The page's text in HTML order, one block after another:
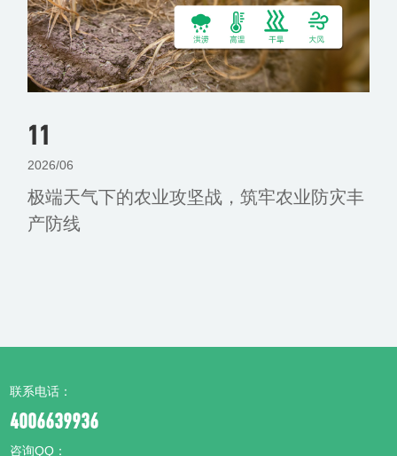
11
2026/06
极端天气下的农业攻坚战，筑牢农业防灾丰
产防线
联系电话：
4006639936
咨询QQ：